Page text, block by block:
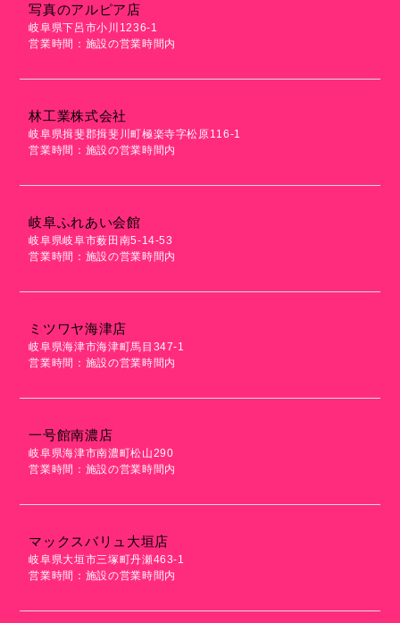
写真のアルピア店
岐阜県下呂市小川1236-1
営業時間：施設の営業時間内
林工業株式会社
岐阜県揖斐郡揖斐川町極楽寺字松原116-1
営業時間：施設の営業時間内
岐阜ふれあい会館
岐阜県岐阜市薮田南5-14-53
営業時間：施設の営業時間内
ミツワヤ海津店
岐阜県海津市海津町馬目347-1
営業時間：施設の営業時間内
一号館南濃店
岐阜県海津市南濃町松山290
営業時間：施設の営業時間内
マックスバリュ大垣店
岐阜県大垣市三塚町丹瀬463-1
営業時間：施設の営業時間内